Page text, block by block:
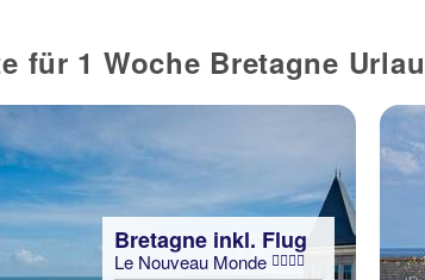
für 1 Woche Bretagne
Bretagne inkl. Flug
Le Nouveau Monde